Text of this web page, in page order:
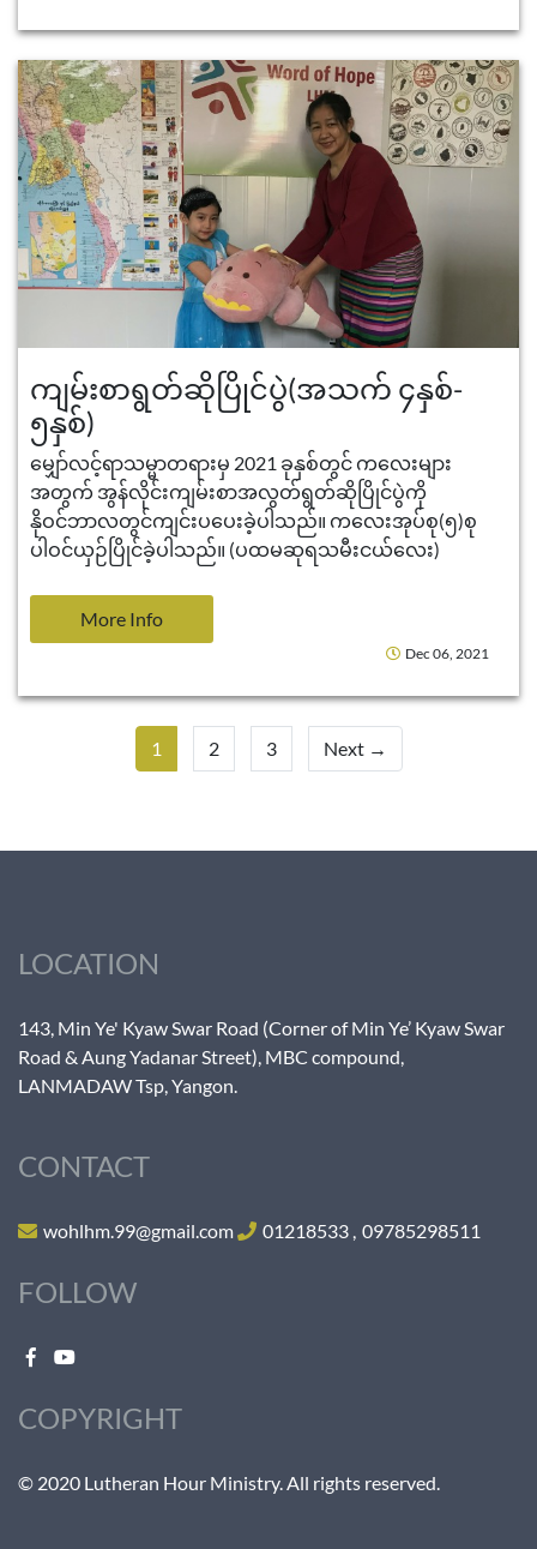
ကျမ်းစာရွတ်ဆိုပြိုင်ပွဲ(အသက် ၄နှစ်-
၅နှစ်)
မျှော်လင့်ရာသမ္မာတရားမှ 2021 ခုနှစ်တွင် ကလေးများ
အတွက် အွန်လိုင်းကျမ်းစာအလွတ်ရွတ်ဆိုပြိုင်ပွဲကို
နိုဝင်ဘာလတွင်ကျင်းပပေးခဲ့ပါသည်။ ကလေးအုပ်စု(၅)စု
ပါဝင်ယှဉ်ပြိုင်ခဲ့ပါသည်။ (ပထမဆုရသမီးငယ်လေး)
More Info
Dec 06, 2021
1 2 3 Next →
LOCATION
143, Min Ye' Kyaw Swar Road (Corner of Min Ye’ Kyaw Swar
Road & Aung Yadanar Street), MBC compound,
LANMADAW Tsp, Yangon.
CONTACT
wohlhm.99@gmail.com 01218533 , 09785298511
FOLLOW
COPYRIGHT
© 2020 Lutheran Hour Ministry. All rights reserved.